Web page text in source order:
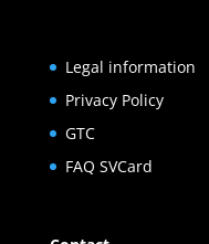
Legal information
Privacy Policy
GTC
FAQ SVCard